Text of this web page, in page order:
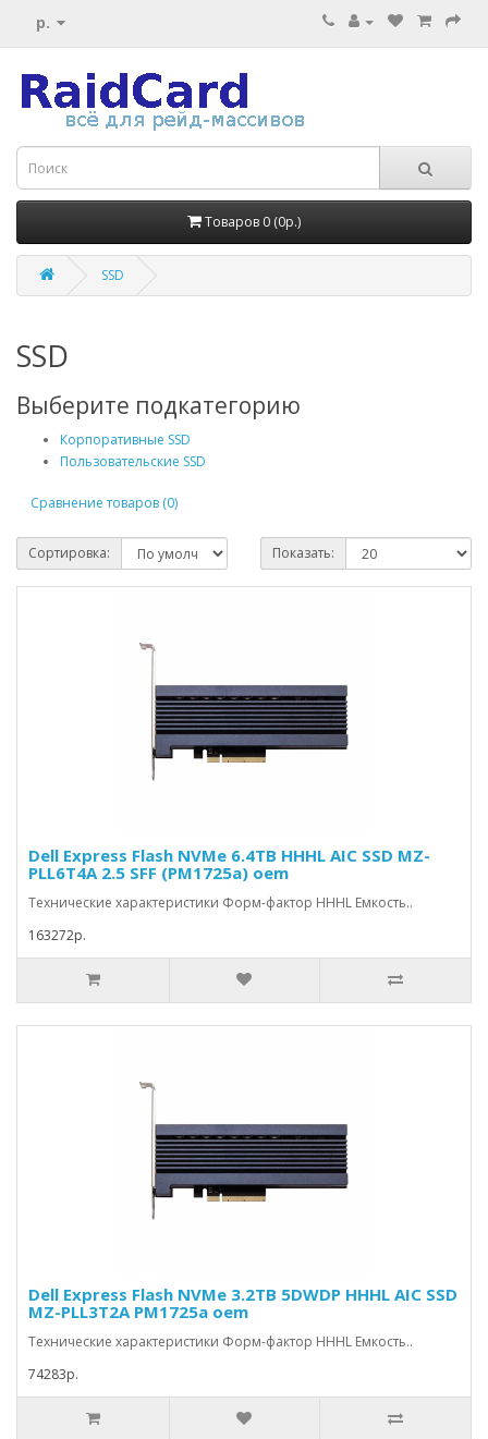
р.
Товаров 0 (0р.)
SSD
SSD
Выберите подкатегорию
Корпоративные SSD
Пользовательские SSD
Сравнение товаров (0)
Сортировка: Показать:
Dell Express Flash NVMe 6.4TB HHHL AIC SSD MZ-
PLL6T4A 2.5 SFF (PM1725a) oem
Технические характеристики Форм-фактор HHHL Емкость..
163272р.
Dell Express Flash NVMe 3.2TB 5DWDP HHHL AIC SSD
MZ-PLL3T2A PM1725a oem
Технические характеристики Форм-фактор HHHL Емкость..
74283р.